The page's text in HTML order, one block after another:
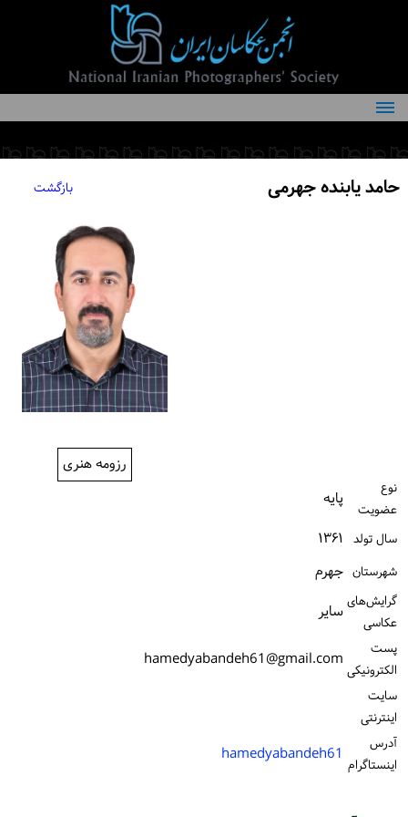
درباره انجمن
کمیته‌های انجمن
اعضاء انجمنحامد یابنده جهرمی بازگشت
رزومه هنری
نوع
عضویت
پایه
سال تولد ۱۳۶۱
شهرستان جهرم
گرایش‌های
عکاسی
سایر
پست
الكترونیكی hamedyabandeh61@gmail.com
سایت
اینترنتی
آدرس
اینستاگرام hamedyabandeh61